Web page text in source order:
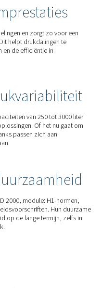
en zorgt zo
en de efficiëntie in